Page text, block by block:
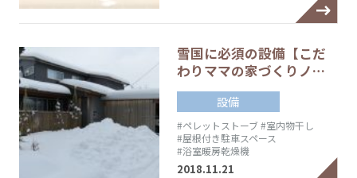
雪国に必須の設備【こだ
わりママの家づくりノ…
設備
#ペレットストーブ#室内物干し
#屋根付き駐車スペース
#浴室暖房乾燥機
2018.11.21